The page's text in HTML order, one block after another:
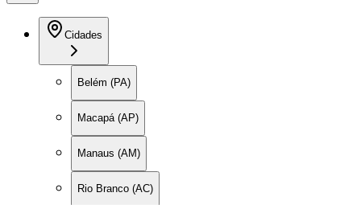
Cidades
Belém (PA)
Macapá (AP)
Manaus (AM)
Rio Branco (AC)